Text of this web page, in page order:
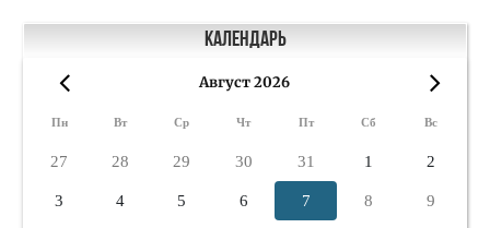
Календарь
Август 2026
Пн Вт Ср Чт Пт Сб Вс
27 28 29 30 31 1 2
3 4 5 6 7 8 9